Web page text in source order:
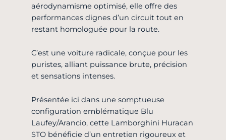
aérodynamisme optimisé, elle offre des
performances dignes d’un circuit tout en
restant homologuée pour la route.
C’est une voiture radicale, conçue pour les
puristes, alliant puissance brute, précision
et sensations intenses.
Présentée ici dans une somptueuse
configuration emblématique Blu
Laufey/Arancio, cette Lamborghini Huracan
STO bénéficie d’un entretien rigoureux et